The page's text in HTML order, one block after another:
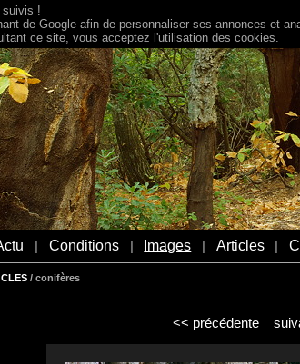
Conditions Images Articles
/ conifères
<< précédente
suivis !
de Google afin de personnaliser ses annonces et
ce site, vous acceptez l'utilisation des cookies.